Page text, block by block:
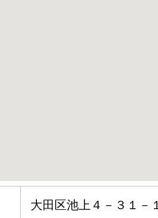
大田区池上４－３１－